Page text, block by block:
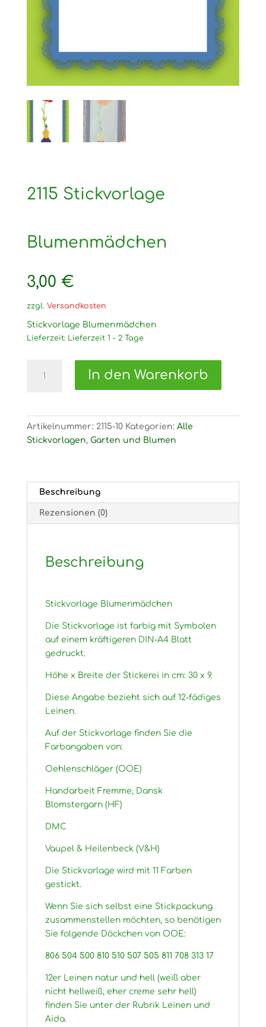
2115 Stickvorlage
Blumenmädchen
3,00 €
zzgl. Versandkosten
Stickvorlage Blumenmädchen
Lieferzeit: Lieferzeit 1 - 2 Tage
Stickvorlage
In den Warenkorb
Artikelnummer: 2115-10 Kategorien: Alle
Stickvorlagen, Garten und Blumen
Beschreibung
Rezensionen (0)
Beschreibung
Stickvorlage Blumenmädchen
Die Stickvorlage ist farbig mit Symbolen
auf einem kräftigeren DIN-A4 Blatt
gedruckt.
Höhe x Breite der Stickerei in cm: 30 x 9.
Diese Angabe bezieht sich auf 12-fädiges
Leinen.
Auf der Stickvorlage finden Sie die
Farbangaben von:
Oehlenschläger (OOE)
Handarbeit Fremme, Dansk
Blomstergarn (HF)
DMC
Vaupel & Heilenbeck (V&H)
Die Stickvorlage wird mit 11 Farben
gestickt.
Wenn Sie sich selbst eine Stickpackung
zusammenstellen möchten, so benötigen
Sie folgende Döckchen von OOE:
806 504 500 810 510 507 505 811 708 313 17
12er Leinen natur und hell (weiß aber
nicht hellweiß, eher creme sehr hell)
finden Sie unter der Rubrik Leinen und
Aida.